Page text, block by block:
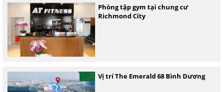
Phòng tập gym tại chung cư
Richmond City
Vị trí The Emerald 68 Bình Dương